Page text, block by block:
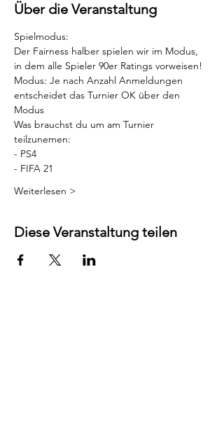
Über die Veranstaltung
Spielmodus:
Der Fairness halber spielen wir im Modus,
in dem alle Spieler 90er Ratings vorweisen!
Modus: Je nach Anzahl Anmeldungen
entscheidet das Turnier OK über den
Modus
Was brauchst du um am Turnier
teilzunemen:
- PS4
- FIFA 21
Weiterlesen >
Diese Veranstaltung teilen